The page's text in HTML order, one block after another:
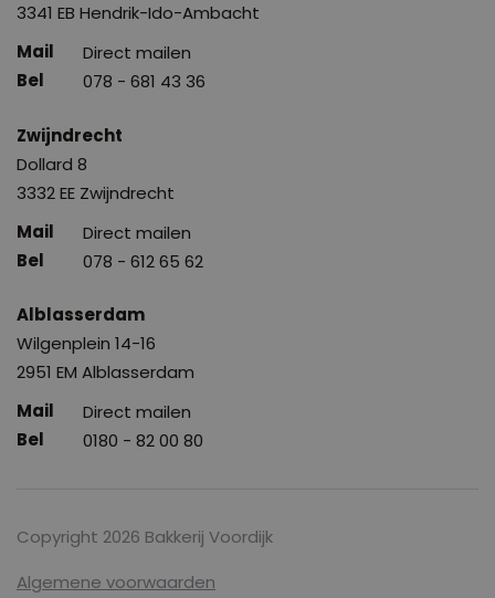
3341 EB Hendrik-Ido-Ambacht
Direct mailen
078 - 681 43 36
Zwijndrecht
Dollard 8
3332 EE Zwijndrecht
Direct mailen
078 - 612 65 62
Alblasserdam
Wilgenplein 14-16
2951 EM Alblasserdam
Direct mailen
0180 - 82 00 80
Copyright 2026 Bakkerij Voordijk
Algemene voorwaarden